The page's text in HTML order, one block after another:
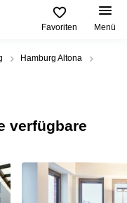
Favoriten Menü
Hamburg Altona
verfügbare